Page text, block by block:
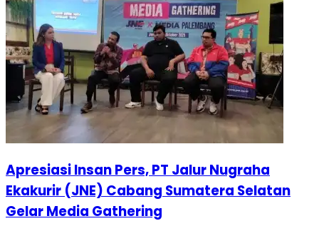
Apresiasi Insan Pers, PT Jalur Nugraha
Ekakurir (JNE) Cabang Sumatera Selatan
Gelar Media Gathering